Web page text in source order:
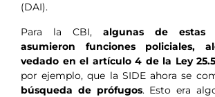
(DAI).
Para la CBI, algunas de estas
asumieron funciones policiales,
vedado en el artículo 4 de la Ley
por ejemplo, que la SIDE ahora se
búsqueda de prófugos. Esto era